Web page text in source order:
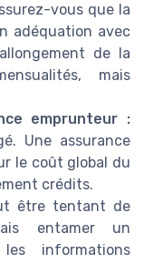
vous que la
adéquation avec
de la
mais
emprunteur :
Une assurance
le coût global du
crédits.
être tentant de
entamer un
informations